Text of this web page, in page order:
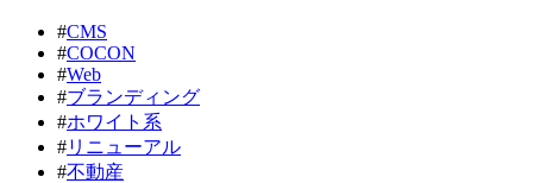
#CMS
#COCON
#Web
#ブランディング
#ホワイト系
#リニューアル
#不動産